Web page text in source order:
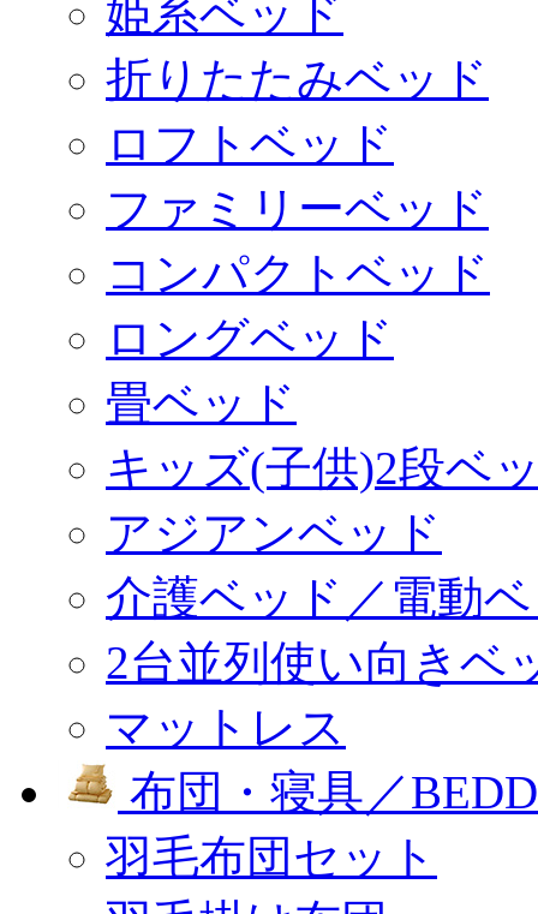
姫系ベッド
折りたたみベッド
ロフトベッド
ファミリーベッド
コンパクトベッド
ロングベッド
畳ベッド
キッズ(子供)2段ベ
アジアンベッド
介護ベッド／電動
2台並列使い向きベ
マットレス
布団・寝具／
羽毛布団セット